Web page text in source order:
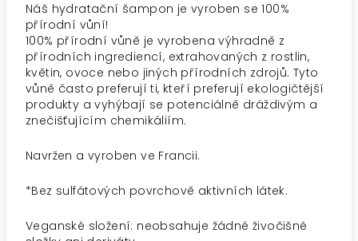
Náš hydratační šampon je vyroben se 100%
přírodní vůní!
100% přírodní vůně je vyrobena výhradně z
přírodních ingrediencí, extrahovaných z rostlin,
květin, ovoce nebo jiných přírodních zdrojů. Tyto
vůně často preferují ti, kteří preferují ekologičtější
produkty a vyhýbají se potenciálně dráždivým a
znečišťujícím chemikáliím.
Navržen a vyroben ve Francii.
*Bez sulfátových povrchově aktivních látek.
Veganské složení: neobsahuje žádné živočišné